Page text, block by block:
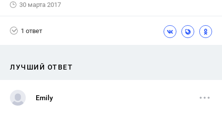
30 марта 2017
1 ответ
ЛУЧШИЙ ОТВЕТ
Emily